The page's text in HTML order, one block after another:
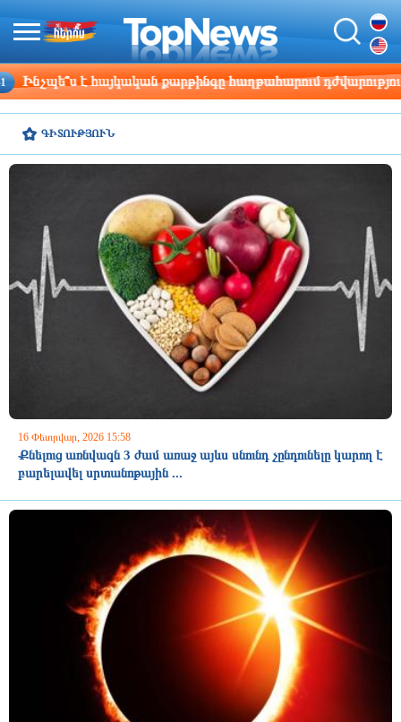
դժվարությունները 19:33 Շվեդիայի
ԳԻՏՈՒԹՅՈՒՆ
16 Փետրվար, 2026 15:58
Քնելուց առնվազն 3 ժամ առաջ այևս սնունդ չընդունելը կարող է
բարելավել սրտանոթային ...